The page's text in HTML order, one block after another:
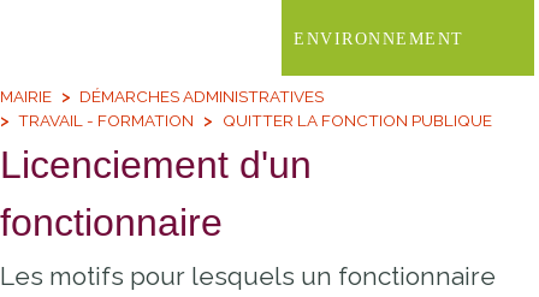
ENVIRONNEMENT
MAIRIE
DÉMARCHES ADMINISTRATIVES
TRAVAIL - FORMATION
QUITTER LA FONCTION PUBLIQUE
Licenciement d'un
fonctionnaire
Les motifs pour lesquels un fonctionnaire